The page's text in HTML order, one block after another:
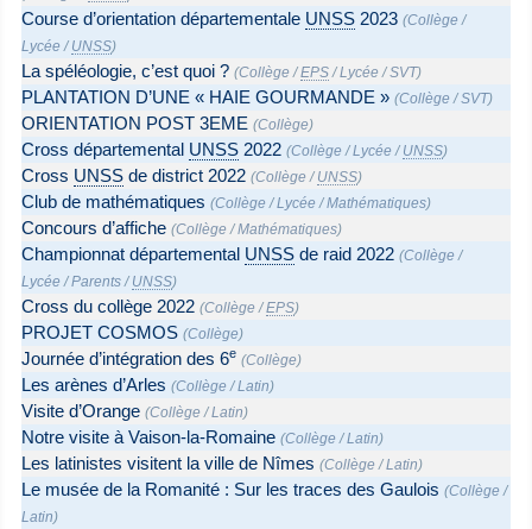
Course d’orientation départementale UNSS 2023 (Collège /
Lycée / UNSS)
La spéléologie, c’est quoi ? (Collège /EPS /Lycée /SVT)
PLANTATION D’UNE « HAIE GOURMANDE » (Collège /SVT)
ORIENTATION POST 3EME (Collège)
Cross départemental UNSS 2022 (Collège /Lycée / UNSS)
Cross UNSS de district 2022 (Collège / UNSS)
Club de mathématiques (Collège /Lycée /Mathématiques)
Concours d’affiche (Collège /Mathématiques)
Championnat départemental UNSS de raid 2022 (Collège /
Lycée /Parents / UNSS)
Cross du collège 2022 (Collège /EPS)
PROJET COSMOS (Collège)
Journée d’intégration des 6e (Collège)
Les arènes d’Arles (Collège /Latin)
Visite d’Orange (Collège /Latin)
Notre visite à Vaison-la-Romaine (Collège /Latin)
Les latinistes visitent la ville de Nîmes (Collège /Latin)
Le musée de la Romanité : Sur les traces des Gaulois (Collège /
Latin)